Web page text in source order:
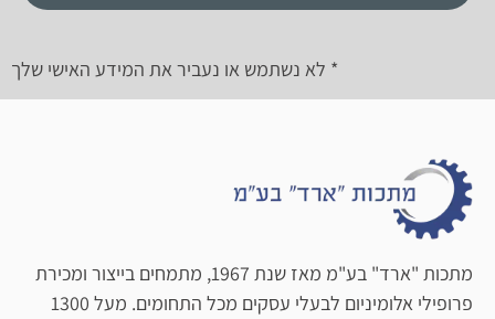
* לא נשתמש או נעביר את המידע האישי שלך
מתכות "ארד" בע"מ מאז שנת 1967, מתמחים בייצור ומכירת
פרופילי אלומיניום לבעלי עסקים מכל התחומים. מעל 1300